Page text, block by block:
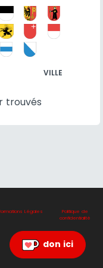
VILLE
trouvés
Légales
Politique de
confidentialité
don ici